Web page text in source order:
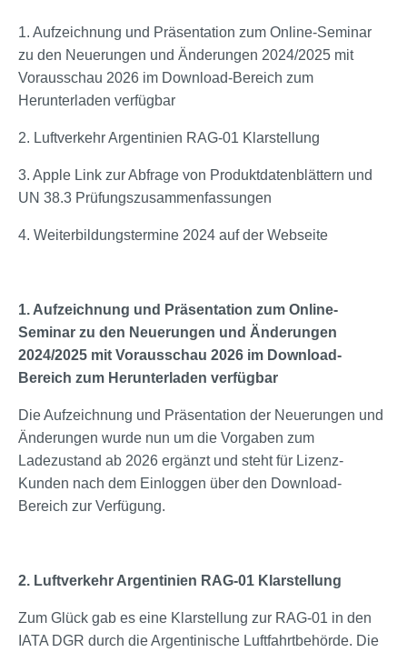
1. Aufzeichnung und Präsentation zum Online-Seminar
zu den Neuerungen und Änderungen 2024/2025 mit
Vorausschau 2026 im Download-Bereich zum
Herunterladen verfügbar
2. Luftverkehr Argentinien RAG-01 Klarstellung
3. Apple Link zur Abfrage von Produktdatenblättern und
UN 38.3 Prüfungszusammenfassungen
4. Weiterbildungstermine 2024 auf der Webseite
1. Aufzeichnung und Präsentation zum Online-
Seminar zu den Neuerungen und Änderungen
2024/2025 mit Vorausschau 2026 im Download-
Bereich zum Herunterladen verfügbar
Die Aufzeichnung und Präsentation der Neuerungen und
Änderungen wurde nun um die Vorgaben zum
Ladezustand ab 2026 ergänzt und steht für Lizenz-
Kunden nach dem Einloggen über den Download-
Bereich zur Verfügung.
2. Luftverkehr Argentinien RAG-01 Klarstellung
Zum Glück gab es eine Klarstellung zur RAG-01 in den
IATA DGR durch die Argentinische Luftfahrtbehörde. Die